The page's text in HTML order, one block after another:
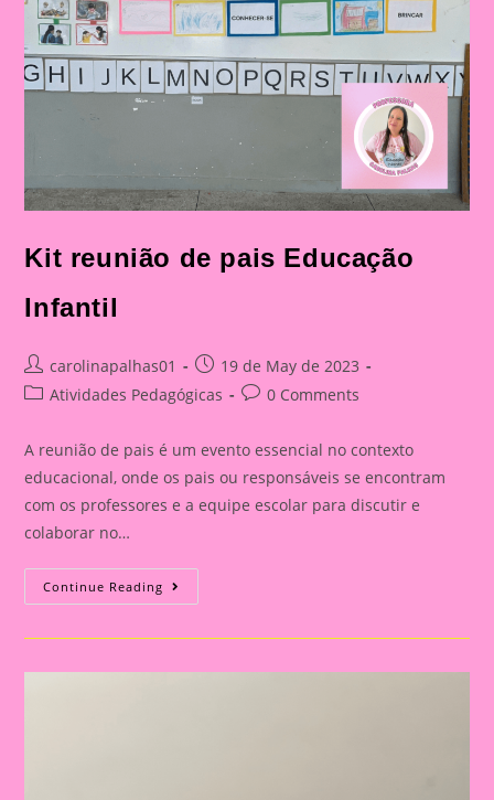
Kit reunião de pais Educação
Infantil
Post
author:
carolinapalhas01
Post
published:
19 de May de 2023
PostAtividades Pedagógicas
Post0 Comments
A reunião de pais é um evento essencial no contexto
educacional, onde os pais ou responsáveis se encontram
com os professores e a equipe escolar para discutir e
colaborar no…
Continue Reading Kit
Reunião
Pais